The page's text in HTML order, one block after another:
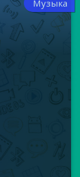
Музыка